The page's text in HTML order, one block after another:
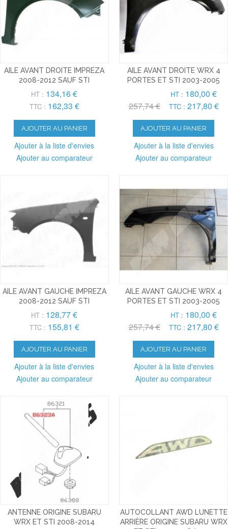
AILE AVANT DROITE IMPREZA
2008-2012 SAUF STI
HT : 134,16 €
TTC : 162,33 €
AJOUTER AU PANIER
Ajouter à la liste d'envies
Ajouter au comparateur
AILE AVANT DROITE WRX 4
PORTES ET STI 2003-2005
257,74 €
HT : 180,00 €
TTC : 217,80 €
AJOUTER AU PANIER
Ajouter à la liste d'envies
Ajouter au comparateur
AILE AVANT GAUCHE IMPREZA
2008-2012 SAUF STI
HT : 128,77 €
TTC : 155,81 €
AJOUTER AU PANIER
Ajouter à la liste d'envies
Ajouter au comparateur
AILE AVANT GAUCHE WRX 4
PORTES ET STI 2003-2005
257,74 €
HT : 180,00 €
TTC : 217,80 €
AJOUTER AU PANIER
Ajouter à la liste d'envies
Ajouter au comparateur
ANTENNE ORIGINE SUBARU
WRX ET STI 2008-2014
AUTOCOLLANT AWD LUNETTE
ARRIÈRE ORIGINE SUBARU WRX